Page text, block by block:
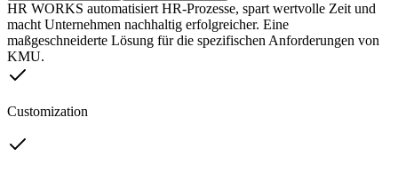
HR WORKS automatisiert HR-Prozesse, spart wertvolle Zeit und
macht Unternehmen nachhaltig erfolgreicher. Eine
maßgeschneiderte Lösung für die spezifischen Anforderungen von
KMU.
Customization